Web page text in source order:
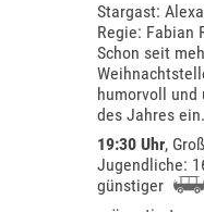
Stargast:
Regie: Fabian
Schon seit
humorvoll
des Jahres ein.
19:30 Uhr,
Jugendliche:
günstiger